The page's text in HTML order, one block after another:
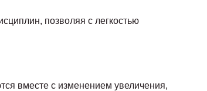
позволяя с легкостью
вместе с изменением увеличения,